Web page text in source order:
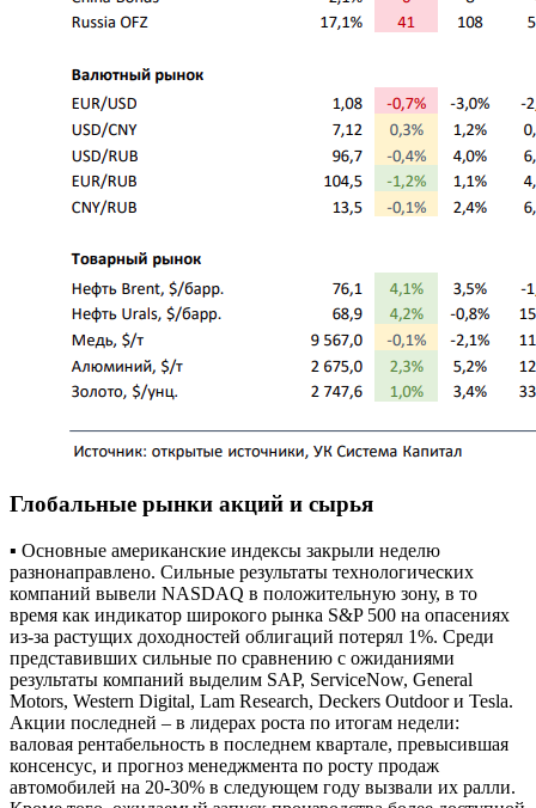
Глобальные рынки акций и сырья
▪ Основные американские индексы закрыли неделю
разнонаправлено. Сильные результаты технологических
компаний вывели NASDAQ в положительную зону, в то
время как индикатор широкого рынка S&P 500 на опасениях
из-за растущих доходностей облигаций потерял 1%. Среди
представивших сильные по сравнению с ожиданиями
результаты компаний выделим SAP, ServiceNow, General
Motors, Western Digital, Lam Research, Deckers Outdoor и Tesla.
Акции последней – в лидерах роста по итогам недели:
валовая рентабельность в последнем квартале, превысившая
консенсус, и прогноз менеджмента по росту продаж
автомобилей на 20-30% в следующем году вызвали их ралли.